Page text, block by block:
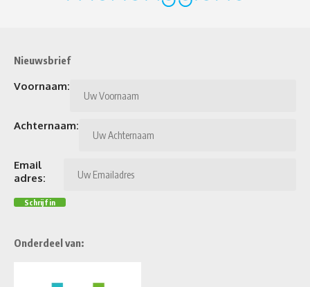
Nieuwsbrief
Voornaam:
Achternaam:
Email
adres:
Onderdeel van: